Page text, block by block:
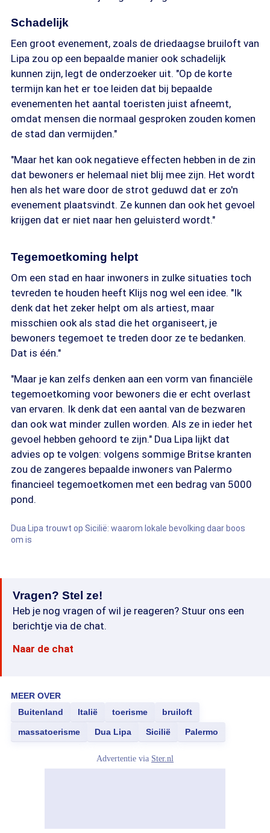
Schadelijk
Een groot evenement, zoals de driedaagse bruiloft van
Lipa zou op een bepaalde manier ook schadelijk
kunnen zijn, legt de onderzoeker uit. "Op de korte
termijn kan het er toe leiden dat bij bepaalde
evenementen het aantal toeristen juist afneemt,
omdat mensen die normaal gesproken zouden komen
de stad dan vermijden."
"Maar het kan ook negatieve effecten hebben in de zin
dat bewoners er helemaal niet blij mee zijn. Het wordt
hen als het ware door de strot geduwd dat er zo'n
evenement plaatsvindt. Ze kunnen dan ook het gevoel
krijgen dat er niet naar hen geluisterd wordt."
Tegemoetkoming helpt
Om een stad en haar inwoners in zulke situaties toch
tevreden te houden heeft Klijs nog wel een idee. "Ik
denk dat het zeker helpt om als artiest, maar
misschien ook als stad die het organiseert, je
bewoners tegemoet te treden door ze te bedanken.
Dat is één."
"Maar je kan zelfs denken aan een vorm van financiële
tegemoetkoming voor bewoners die er echt overlast
van ervaren. Ik denk dat een aantal van de bezwaren
dan ook wat minder zullen worden. Als ze in ieder het
gevoel hebben gehoord te zijn." Dua Lipa lijkt dat
advies op te volgen: volgens sommige Britse kranten
zou de zangeres bepaalde inwoners van Palermo
financieel tegemoetkomen met een bedrag van 5000
pond.
Dua Lipa trouwt op Sicilië: waarom lokale bevolking daar boos
om is
Vragen? Stel ze!
Heb je nog vragen of wil je reageren? Stuur ons een
berichtje via de chat.
Naar de chat
MEER OVER
Buitenland
Italië toerisme bruiloft
massatoerisme Dua Lipa Sicilië Palermo
Advertentie via Ster.nl